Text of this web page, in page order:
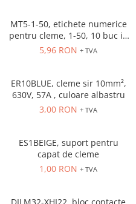
MT5-1-50, etichete numerice
pentru cleme, 1-50, 10 buc in
cutie
5,96 RON + TVA
ER10BLUE, cleme sir 10mm²,
630V, 57A , culoare albastru
3,00 RON + TVA
ES1BEIGE, suport pentru
capat de cleme
1,00 RON + TVA